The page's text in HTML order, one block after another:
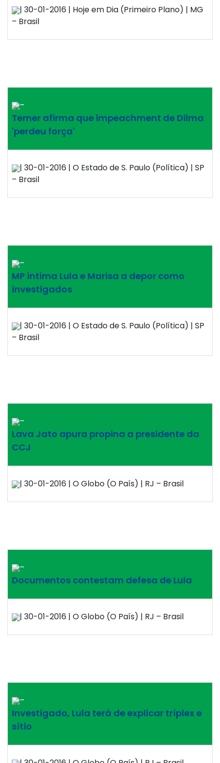
| 30-01-2016 | Hoje em Dia (Primeiro Plano) | MG
– Brasil
–
Temer afirma que impeachment de Dilma
'perdeu força'
| 30-01-2016 | O Estado de S. Paulo (Política) | SP
– Brasil
–
MP intima Lula e Marisa a depor como
investigados
| 30-01-2016 | O Estado de S. Paulo (Política) | SP
– Brasil
–
Lava Jato apura propina a presidente da
CCJ
| 30-01-2016 | O Globo (O País) | RJ – Brasil
–
Documentos contestam defesa de Lula
| 30-01-2016 | O Globo (O País) | RJ – Brasil
–
Investigado, Lula terá de explicar tríplex e
sítio